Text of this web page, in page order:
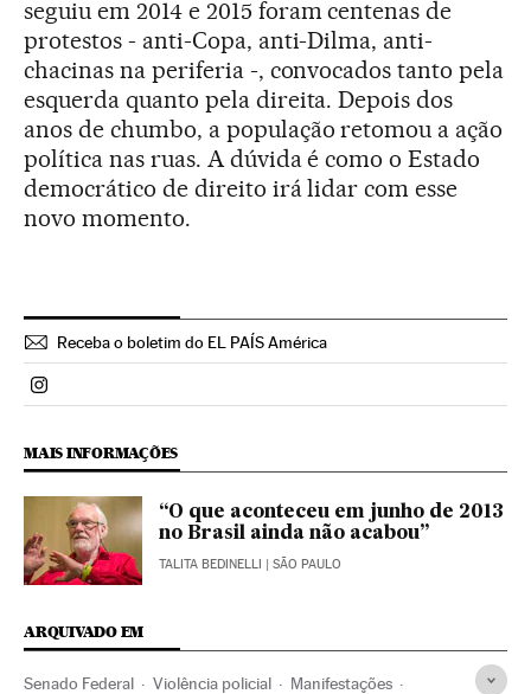
seguiu em 2014 e 2015 foram centenas de
protestos - anti-Copa, anti-Dilma, anti-
chacinas na periferia -, convocados tanto pela
esquerda quanto pela direita. Depois dos
anos de chumbo, a população retomou a ação
política nas ruas. A dúvida é como o Estado
democrático de direito irá lidar com esse
novo momento.
Receba o boletim do EL PAÍS América
Politica El País Brasil en Instagram
MAIS INFORMAÇÕES
“O que aconteceu em junho de 2013
no Brasil ainda não acabou”
TALITA BEDINELLI | SÃO PAULO
ARQUIVADO EM
Senado Federal Violência policial Manifestações